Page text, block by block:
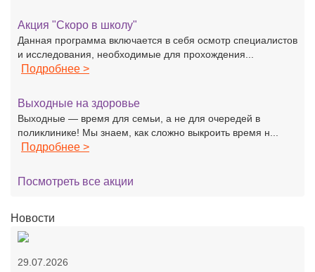
Акция "Скоро в школу"
Данная программа включается в себя осмотр специалистов
и исследования, необходимые для прохождения...
Подробнее >
Выходные на здоровье
Выходные — время для семьи, а не для очередей в
поликлинике! Мы знаем, как сложно выкроить время н...
Подробнее >
Посмотреть все акции
Новости
29.07.2026